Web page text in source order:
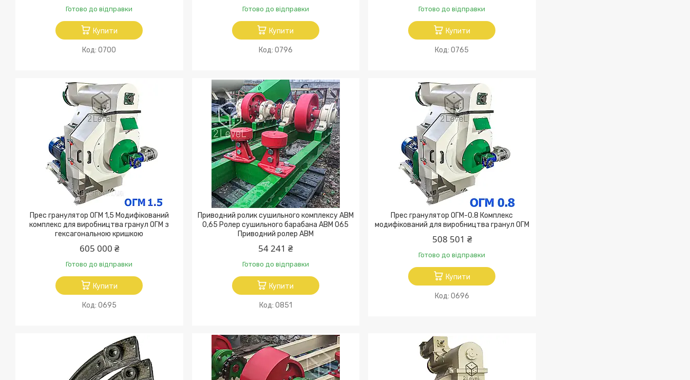
Готово до відправки
Купити
0700
Готово до відправки
Купити
0796
Готово до відправки
Купити
0765
Прес гранулятор ОГМ 1,5 Модифікований
комплекс для виробництва гранул ОГМ з
гексагональною кришкою
605 000 ₴
Готово до відправки
Купити
0695
Приводний ролик сушильного комплексу АВМ
0,65 Ролер сушильного барабана АВМ 065
Приводний ролер АВМ
54 241 ₴
Готово до відправки
Купити
0851
Прес гранулятор ОГМ-0.8 Комплекс
модифікований для виробництва гранул ОГМ
508 501 ₴
Готово до відправки
Купити
0696